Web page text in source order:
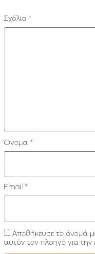
Σχόλιο *
Όνομα *
Email *
Αποθήκευσε το όνομά
αυτόν τον πλοηγό για